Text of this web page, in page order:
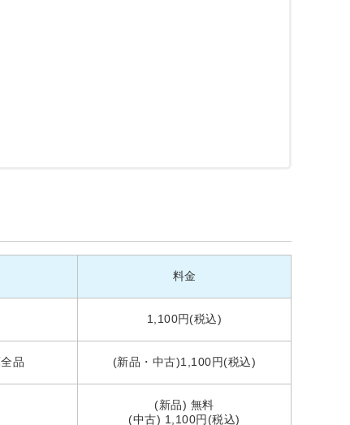
料金
1,100円(税込)
品 (新品・中古)1,100円(税込)
(新品) 無料
(中古) 1,100円(税込)